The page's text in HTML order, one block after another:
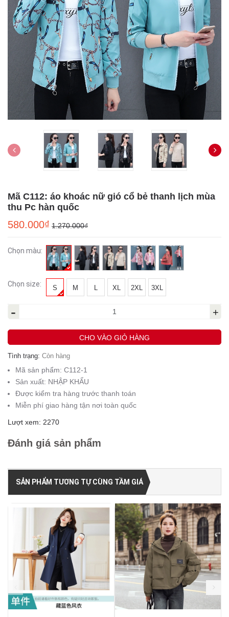
Mã C112: áo khoác nữ gió cổ bẻ thanh lịch mùa
thu Pc hàn quốc
580.000₫ 1.270.000₫
Chọn màu:
Chọn size: S M L XL 2XL 3XL
- +
CHO VÀO GIỎ HÀNG
Tình trạng: Còn hàng
Mã sản phẩm: C112-1
Sản xuất: NHẬP KHẨU
Được kiểm tra hàng trước thanh toán
Miễn phí giao hàng tận nơi toàn quốc
Lượt xem: 2270
Đánh giá sản phẩm
SẢN PHẨM TƯƠNG TỰ CÙNG TẦM GIÁ